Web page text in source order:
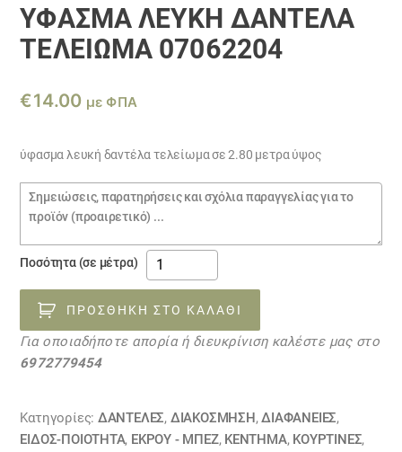
ΎΦΑΣΜΑ ΛΕΥΚΉ ΔΑΝΤΈΛΑ
ΤΕΛΕΊΩΜΑ 07062204
€14.00 με ΦΠΑ
ύφασμα λευκή δαντέλα τελείωμα σε 2.80 μετρα ύψος
Σημειώσεις
παραγγελίας
Ποσότητα (σε μέτρα)
ύφασμα
λευκή
δαντέλα
τελείωμα
07062204
ΠΡΟΣΘΉΚΗ ΣΤΟ ΚΑΛΆΘΙ
Για οποιαδήποτε απορία ή διευκρίνιση καλέστε μας στο
6972779454
Κατηγορίες: ΔΑΝΤΈΛΕΣ, ΔΙΑΚΟΣΜΗΣΗ,ΔΙΑΦΆΝΕΙΕΣ,
ΕΙΔΟΣ-ΠΟΙΟΤΗΤΑ, ΕΚΡΟΥ - ΜΠΕΖ, ΚΕΝΤΗΜΑ, ΚΟΥΡΤΊΝΕΣ,